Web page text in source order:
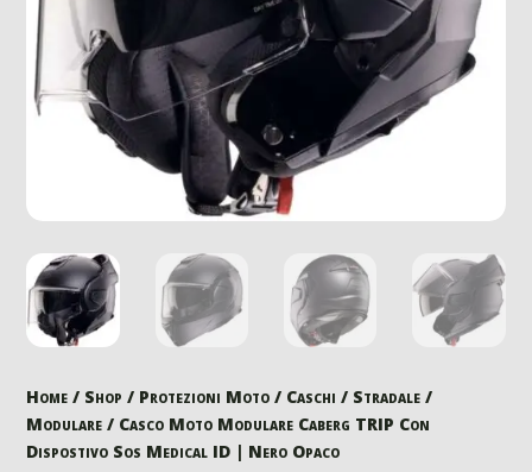
Home / Shop / Protezioni Moto / Caschi / Stradale /
Modulare / Casco Moto Modulare Caberg TRIP Con
Dispostivo Sos Medical ID | Nero Opaco